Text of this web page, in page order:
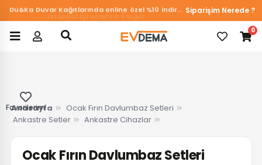
İstanbul içi ücretsiz kargo!
Du&Ka Duvar Kağıtlarında online özel %10 indirim! Siparişim Nerede ?
Favorilerim
0
Anasayfa
Ocak Fırın Davlumbaz Setleri
Ankastre Setler
Ankastre Cihazlar
Ocak Fırın Davlumbaz Setleri